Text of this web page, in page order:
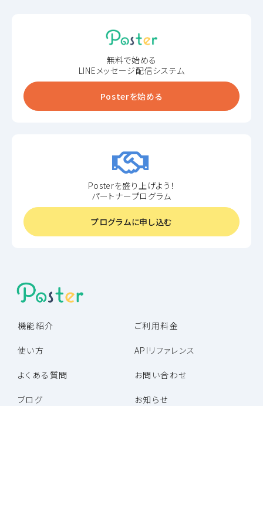
機能紹介
使い方
よくある質問
ブログ
ご利用料金
APIリファレンス
お問い合わせ
お知らせ
無料で始める
LINEメッセージ配信システム
Posterを始める
Posterを盛り上げよう！
パートナープログラム
プログラムに申し込む